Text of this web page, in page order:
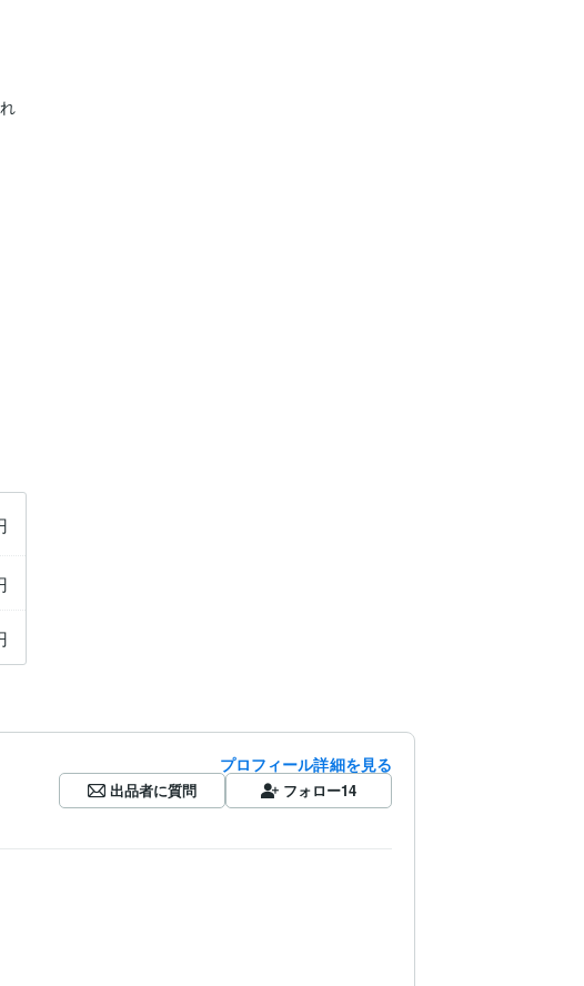
プロフィール詳細を見る
出品者に質問 フォロー14